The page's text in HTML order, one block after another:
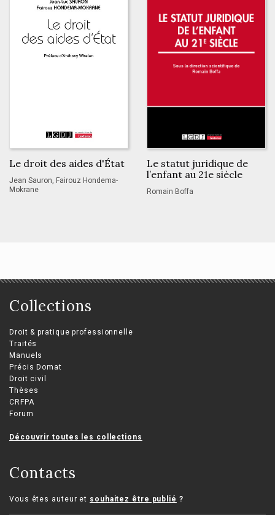
Le droit des aides d'État
Jean Sauron, Fairouz Hondema-
Mokrane
Le statut juridique de
l’enfant au 21e siècle
Romain Boffa
Collections
Droit & pratique professionnelle
Traités
Manuels
Précis Domat
Droit civil
Thèses
CRFPA
Forum
Découvrir toutes les collections
Contacts
Vous êtes auteur et souhaitez être publié ?